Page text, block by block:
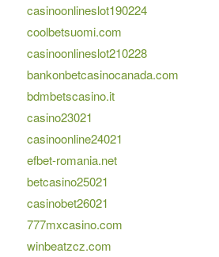
casinoonlineslot190224
coolbetsuomi.com
casinoonlineslot210228
bankonbetcasinocanada.com
bdmbetscasino.it
casino23021
casinoonline24021
efbet-romania.net
betcasino25021
casinobet26021
777mxcasino.com
winbeatzcz.com